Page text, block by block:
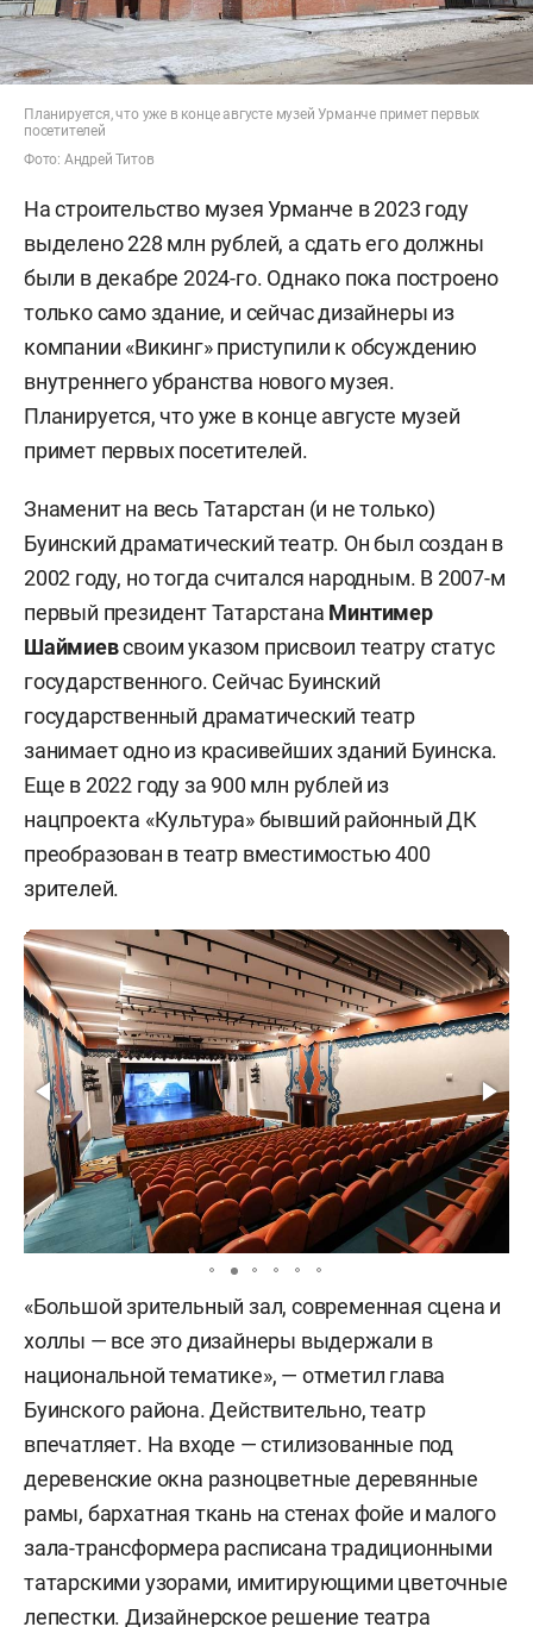
Планируется, что уже в конце августе музей Урманче примет первых
посетителей
Фото: Андрей Титов
На строительство музея Урманче в 2023 году
выделено 228 млн рублей, а сдать его должны
были в декабре 2024-го. Однако пока построено
только само здание, и сейчас дизайнеры из
компании «Викинг» приступили к обсуждению
внутреннего убранства нового музея.
Планируется, что уже в конце августе музей
примет первых посетителей.
Знаменит на весь Татарстан (и не только)
Буинский драматический театр. Он был создан в
2002 году, но тогда считался народным. В 2007-м
первый президент Татарстана Минтимер
Шаймиевсвоим указом присвоил театру статус
государственного. Сейчас Буинский
государственный драматический театр
занимает одно из красивейших зданий Буинска.
Еще в 2022 году за 900 млн рублей из
нацпроекта «Культура» бывший районный ДК
преобразован в театр вместимостью 400
зрителей.
«Большой зрительный зал, современная сцена и
холлы — все это дизайнеры выдержали в
национальной тематике», — отметил глава
Буинского района. Действительно, театр
впечатляет. На входе — стилизованные под
деревенские окна разноцветные деревянные
рамы, бархатная ткань на стенах фойе и малого
зала-трансформера расписана традиционными
татарскими узорами, имитирующими цветочные
лепестки. Дизайнерское решение театра